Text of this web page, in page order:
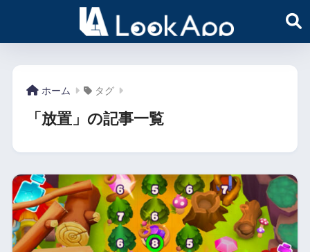
ホーム タグ
「放置」の記事一覧